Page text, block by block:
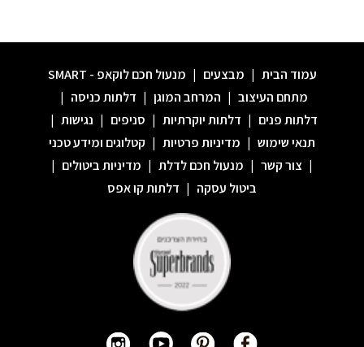
עמוד הבית | מבצעים | מנעול חכם לוקאפ - SMART
מתחם העיצוב | המרחב המוגן | דלתות כניסה |
דלתות פנים | דלתות יוקרתיות | סניפים | נגישות |
תנאי שימוש | מדיניות פרטיות | קטלוגים ומידע טכני
| צור קשר | מנעול חכם לדלת | מדיניות ביטולים |
ביטול עסקה | דלתות קו אפס